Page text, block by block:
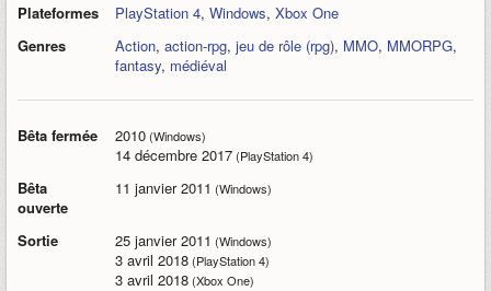
Plateformes PlayStation 4, Windows, Xbox One
Genres
Action, action-rpg, jeu de rôle (rpg), MMO, MMORPG,
fantasy, médiéval
Bêta fermée 2010(Windows)
14 décembre 2017(PlayStation 4)
Bêta
ouverte
11 janvier 2011 (Windows)
Sortie 25 janvier 2011 (Windows)
3 avril 2018(PlayStation 4)
3 avril 2018(Xbox One)